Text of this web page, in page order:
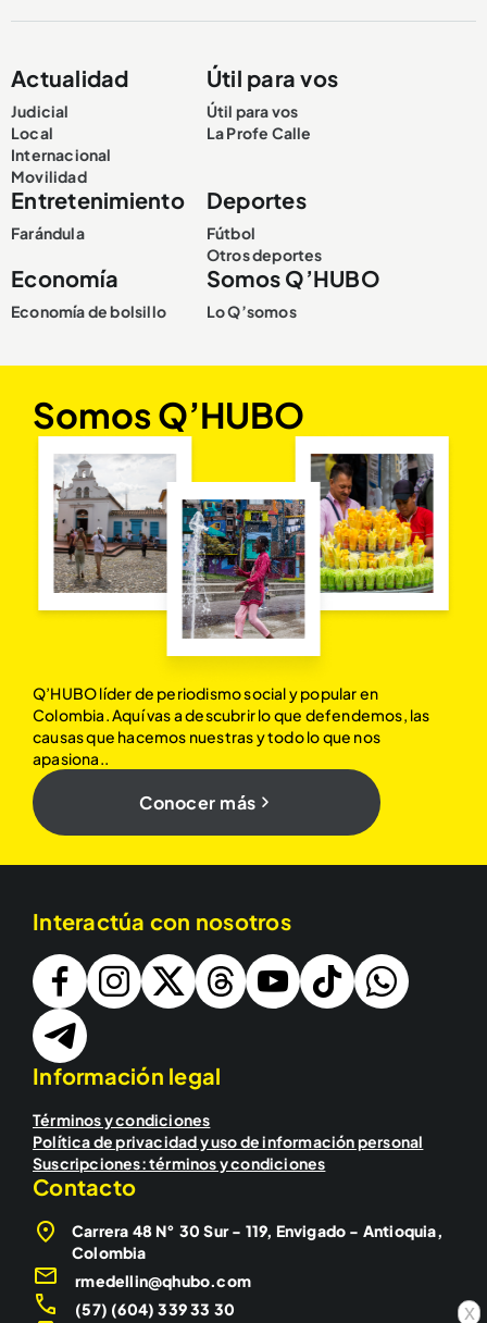
x
Actualidad
Judicial
Local
Internacional
Movilidad
Útil para vos
Útil para vos
La Profe Calle
Entretenimiento
Farándula
Deportes
Fútbol
Otros deportes
Economía
Economía de bolsillo
Somos Q’HUBO
Lo Q’somos
Somos Q’HUBO
Q’HUBO líder de periodismo social y popular en
Colombia. Aquí vas a descubrir lo que defendemos, las
causas que hacemos nuestras y todo lo que nos
apasiona..
Conocer más
Interactúa con nosotros
Información legal
Términos y condiciones
Política de privacidad y uso de información personal
Suscripciones: términos y condiciones
Contacto
Carrera 48 N° 30 Sur - 119, Envigado - Antioquia,
Colombia
rmedellin@qhubo.com
(57) (604) 339 33 30